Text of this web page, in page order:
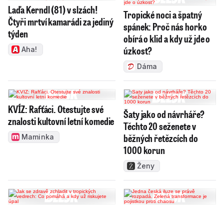
Laďa Kerndl (81) v slzách!
Čtyři mrtví kamarádi za jediný
týden
Aha!
Tropické noci a špatný
spánek: Proč nás horko
obírá o klid a kdy už jde o
úzkost?
Dáma
KVÍZ: Rafťáci. Otestujte své
znalosti kultovní letní komedie
Maminka
Šaty jako od návrháře?
Těchto 20 seženete v
běžných řetězcích do
1000 korun
Ženy